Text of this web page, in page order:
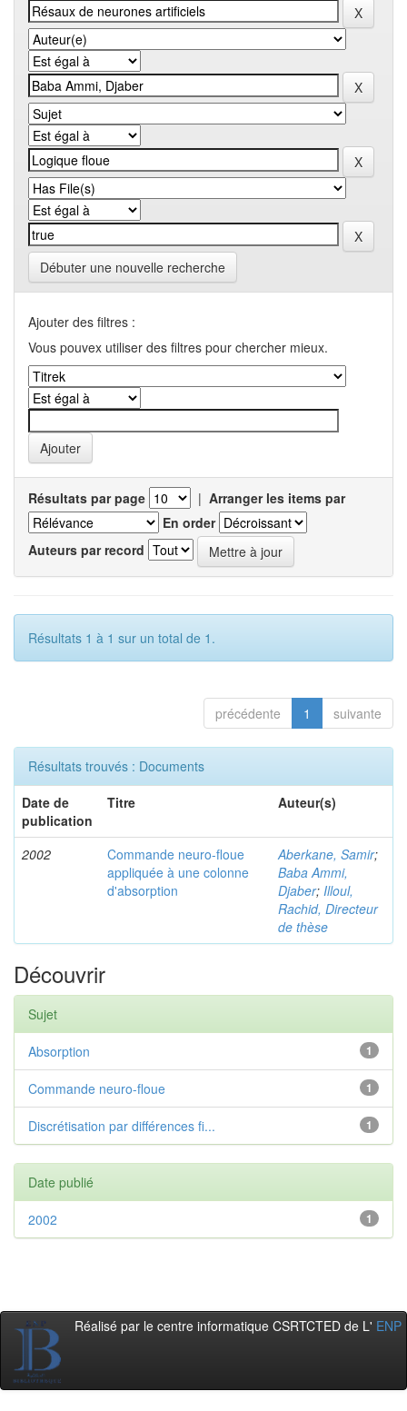
Débuter une nouvelle recherche
Ajouter des filtres :
Vous pouvex utiliser des filtres pour chercher mieux.
Résultats par page | Arranger les items par
En order
Auteurs par record
Résultats 1 à 1 sur un total de 1.
précédente 1 suivante
Résultats trouvés : Documents
Date de
publication
Titre Auteur(s)
2002
Commande neuro-floue
appliquée à une colonne
d'absorption
Aberkane, Samir;
Baba Ammi,
Djaber; Illoul,
Rachid, Directeur
de thèse
Découvrir
Sujet
1
Absorption
1
Commande neuro-floue
1
Discrétisation par différences fi...
Date publié
1
2002
Réalisé par le centre informatique CSRTCTED de L' ENP